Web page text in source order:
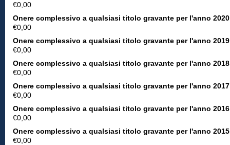
€0,00
Onere complessivo a qualsiasi titolo gravante per l'anno
€0,00
Onere complessivo a qualsiasi titolo gravante per l'anno
€0,00
Onere complessivo a qualsiasi titolo gravante per l'anno
€0,00
Onere complessivo a qualsiasi titolo gravante per l'anno
€0,00
Onere complessivo a qualsiasi titolo gravante per l'anno
€0,00
Onere complessivo a qualsiasi titolo gravante per l'anno
€0,00